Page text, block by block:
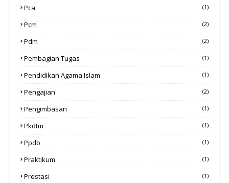
Pca (1)
Pcm (2)
Pdm (2)
Pembagian Tugas (1)
Pendidikan Agama Islam (1)
Pengajian (2)
Pengimbasan (1)
Pkdtm (1)
Ppdb (1)
Praktikum (1)
Prestasi (1)